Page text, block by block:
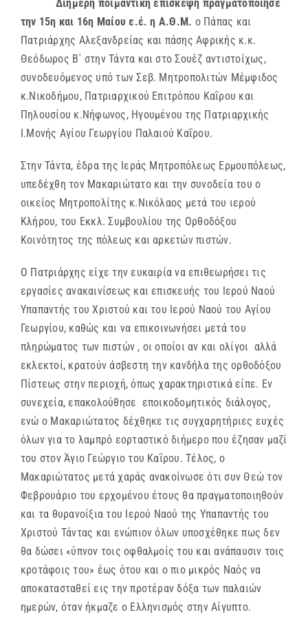
Διήμερη ποιμαντική επίσκεψη πραγματοποίησε
την 15η και 16η Mαίου ε.έ. η Α.Θ.Μ. ο Πάπας και
Πατριάρχης Αλεξανδρείας και πάσης Αφρικής κ.κ.
Θεόδωρος Β΄ στην Τάντα και στο Σουέζ αντιστοίχως,
συνοδευόμενος υπό των Σεβ. Μητροπολιτών Μέμφιδος
κ.Νικοδήμου, Πατριαρχικού Επιτρόπου Καΐρου και
Πηλουσίου κ.Νήφωνος, Ηγουμένου της Πατριαρχικής
Ι.Μονής Αγίου Γεωργίου Παλαιού Καΐρου.
Στην Τάντα, έδρα της Ιεράς Μητροπόλεως Ερμουπόλεως,
υπεδέχθη τον Μακαριώτατο και την συνοδεία του ο
οικείος Μητροπολίτης κ.Νικόλαος μετά του ιερού
Κλήρου, του Εκκλ. Συμβουλίου της Ορθοδόξου
Κοινότητος της πόλεως και αρκετών πιστών.
Ο Πατριάρχης είχε την ευκαιρία να επιθεωρήσει τις
εργασίες ανακαινίσεως και επισκευής του Ιερού Ναού
Υπαπαντής του Χριστού και του Ιερού Ναού του Αγίου
Γεωργίου, καθώς και να επικοινωνήσει μετά του
πληρώματος των πιστών , οι οποίοι αν και ολίγοι αλλά
εκλεκτοί, κρατούν άσβεστη την κανδήλα της ορθοδόξου
Πίστεως στην περιοχή, όπως χαρακτηριστικά είπε. Εν
συνεχεία, επακολούθησε επoικοδομητικός διάλογος,
ενώ ο Μακαριώτατος δέχθηκε τις συγχαρητήριες ευχές
όλων για το λαμπρό εορταστικό διήμερο που έζησαν μαζί
του στον Άγιο Γεώργιο του Καΐρου. Τέλος, ο
Μακαριώτατος μετά χαράς ανακοίνωσε ότι συν Θεώ τον
Φεβρουάριο του ερχομένου έτους θα πραγματοποιηθούν
και τα θυρανοίξια του Ιερού Ναού της Υπαπαντής του
Χριστού Τάντας και ενώπιον όλων υποσχέθηκε πως δεν
θα δώσει «ύπνον τοις οφθαλμοίς του και ανάπαυσιν τοις
κροτάφοις του» έως ότου και ο πιο μικρός Ναός να
αποκατασταθεί εις την προτέραν δόξα των παλαιών
ημερών, όταν ήκμαζε ο Ελληνισμός στην Αίγυπτο.